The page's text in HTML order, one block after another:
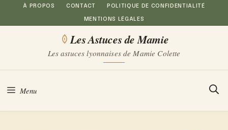
Aller
au
À PROPOS CONTACT POLITIQUE DE CONFIDENTIALITÉ
MENTIONS LÉGALES
Les Astuces de Mamie
Les astuces lyonnaises de Mamie Colette
Menu